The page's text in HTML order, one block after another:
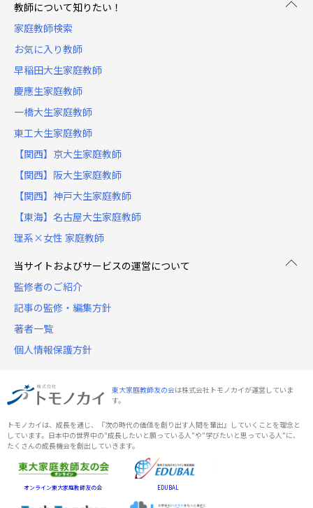
教師について知りたい！
家庭教師検索
お気に入り教師
早稲田大生家庭教師
慶應生家庭教師
一橋大生家庭教師
東工大生家庭教師
【関西】京大生家庭教師
【関西】阪大生家庭教師
【関西】神戸大生家庭教師
【東海】名古屋大生家庭教師
理系×女性 家庭教師
当サイトおよびサービスの運営について
監修者のご紹介
記事の監修・編集方針
著者一覧
個人情報保護方針
東大家庭教師友の会は株式会社トモノカイが運営していま
す。
トモノカイは、成長を通じ、『次の時代の価値を創り出す人間を輩出』していくことを理念と
しています。日本中の世界中の"成長したいと願っている人"や"学びたいと思っている人"に、
たくさんの成長機会を創出していきます。
オンライン東大家庭教師友の会 EDUBAL